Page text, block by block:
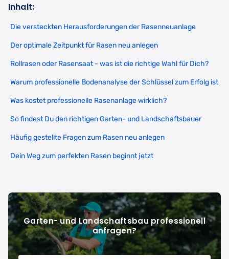
Inhalt:
Die versteckten Herausforderungen der Rasenneuanlage
Der optimale Zeitpunkt für Rasen neu anlegen
Rollrasen oder Rasensaat - was ist die richtige Wahl für Dich?
Warum professionelle Bodenanalyse der Schlüssel zum Erfolg ist
Was kostet professionelle Rasenanlage wirklich?
So findest Du den richtigen Garten- und Landschaftsbauer
Häufig gestellte Fragen zum Rasen neu anlegen
Dein Weg zum perfekten Rasen beginnt jetzt
Garten- und Landschaftsbau professionell
anfragen?